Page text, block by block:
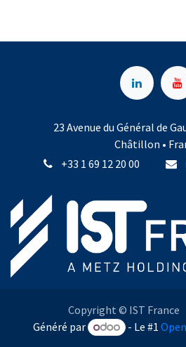
23 Avenue du Général de
Châtillon •
+33 1 69 12 20 00
Copyright © IST France
Généré par - Le #1